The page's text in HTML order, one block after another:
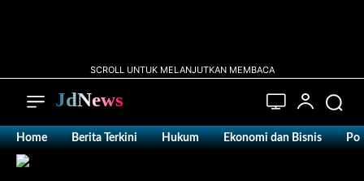
SCROLL UNTUK MELANJUTKAN MEMBACA
JdNews
Home Berita Terkini Hukum Ekonomi dan Bisnis